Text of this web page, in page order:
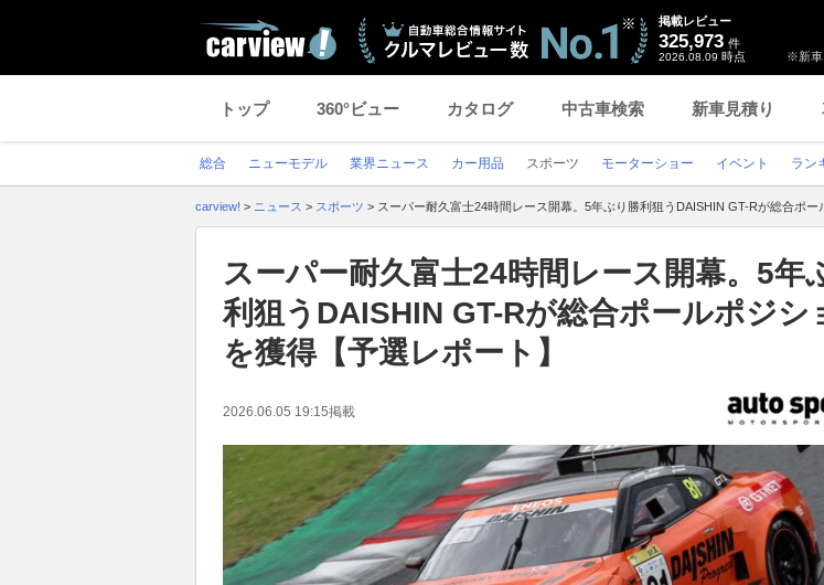
※新車
掲載レビュー
325,973 件
2026.08.09 時点
トップ 360°ビュー カタログ 中古車検索 新車見積り
総合 ニューモデル 業界ニュース カー用品 スポーツ モーターショー イベント ラン
carview! > ニュース > スポーツ > スーパー耐久富士24時間レース開幕。5年ぶり勝利狙うDAISHIN GT-Rが総合ポー
スーパー耐久富士24時間レース開幕。5年
利狙うDAISHIN GT-Rが総合ポールポジシ
を獲得【予選レポート】
2026.06.05 19:15掲載